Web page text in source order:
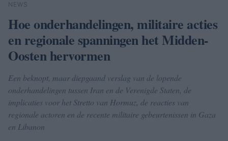
Zoeken
NEWS
Hoe onderhandelingen, militaire acties
en regionale spanningen het Midden-
Oosten hervormen
Een beknopt, maar diepgaand verslag van de lopende
onderhandelingen tussen Iran en de Verenigde Staten, de
implicaties voor het Stretto van Hormuz, de reacties van
regionale actoren en de recente militaire gebeurtenissen in Gaza
en Libanon